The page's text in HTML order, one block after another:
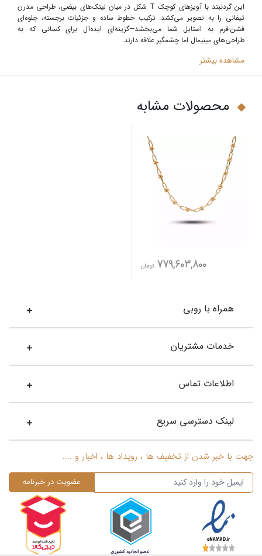
این گردنبند با آویزهای کوچکT
شکل در میان لینک‌های بیضی، طراحی مدرن
تیفانی را به تصویر می‌کشد. ترکیب خطوط ساده و جزئیات برجسته، جلوه‌ای
فشن-فرم به استایل شما می‌بخشد—گزینه‌ای ایده‌آل برای کسانی که به
طراحی‌های مینیمال اما چشمگیر علاقه دارند.
مشاهده بیشتر
محصولات مشابه
779,603,800 تومان
همراه با روبی
خدمات مشتریان
اطلاعات تماس
لینک دسترسی سریع
جهت با خبر شدن از تخفیف ها ، رویداد ها ، اخبار و ....